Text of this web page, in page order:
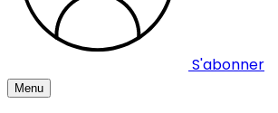
S'abonner
Menu